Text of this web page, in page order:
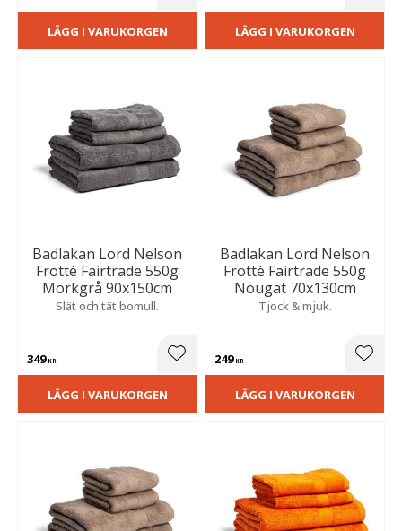
LÄGG I VARUKORGEN LÄGG I VARUKORGEN
Badlakan Lord Nelson
Frotté Fairtrade 550g
Mörkgrå 90x150cm
Slät och tät bomull.
349KR Lägg till i favoriter
LÄGG I VARUKORGEN
Badlakan Lord Nelson
Frotté Fairtrade 550g
Nougat 70x130cm
Tjock & mjuk.
249KR
LÄGG I VARUKORGEN